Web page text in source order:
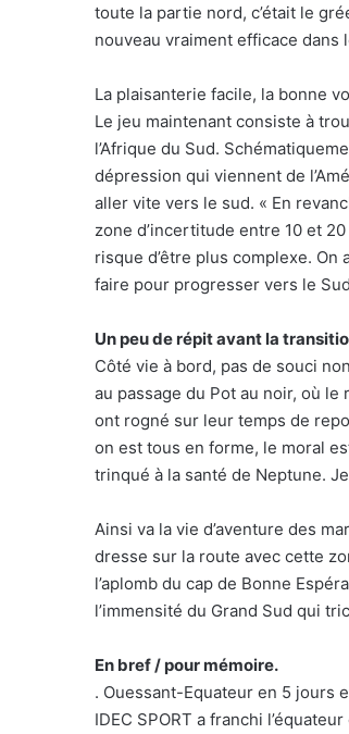
toute la partie nord, c’était le
nouveau vraiment efficace dans
La plaisanterie facile, la bonne
Le jeu maintenant consiste à
l’Afrique du Sud.
dépression qui viennent de
aller vite vers le sud. « En
zone d’incertitude entre 10 et
risque d’être plus complexe.
faire pour progresser vers le
Un peu de répit avant la
Côté vie à bord, pas de souci
au passage du Pot au noir, où
ont rogné sur leur temps de
on est tous en forme, le moral
trinqué à la santé de Neptune.
Ainsi va la vie d’aventure des
dresse sur la route avec cette
l’aplomb du cap de Bonne
l’immensité du Grand Sud qui
En bref / pour mémoire.
. Ouessant-Equateur en 5 jours
IDEC SPORT a franchi